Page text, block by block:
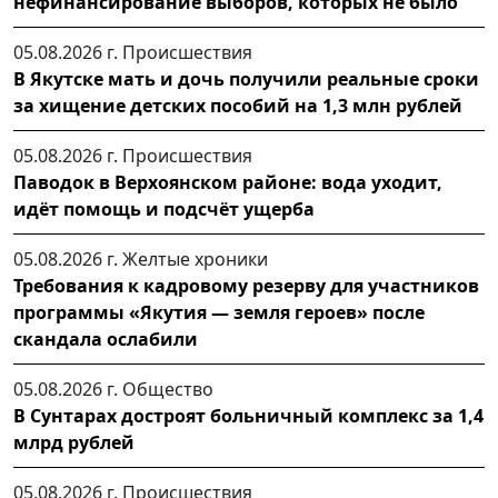
05.08.2026 г. Происшествия
В Якутске мать и дочь получили реальные сроки
за хищение детских пособий на 1,3 млн рублей
05.08.2026 г. Происшествия
Паводок в Верхоянском районе: вода уходит,
идёт помощь и подсчёт ущерба
05.08.2026 г. Желтые хроники
Требования к кадровому резерву для участников
программы «Якутия — земля героев» после
скандала ослабили
05.08.2026 г. Общество
В Сунтарах достроят больничный комплекс за 1,4
млрд рублей
05.08.2026 г. Происшествия